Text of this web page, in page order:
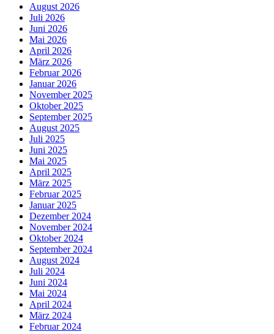
August 2026
Juli 2026
Juni 2026
Mai 2026
April 2026
März 2026
Februar 2026
Januar 2026
November 2025
Oktober 2025
September 2025
August 2025
Juli 2025
Juni 2025
Mai 2025
April 2025
März 2025
Februar 2025
Januar 2025
Dezember 2024
November 2024
Oktober 2024
September 2024
August 2024
Juli 2024
Juni 2024
Mai 2024
April 2024
März 2024
Februar 2024